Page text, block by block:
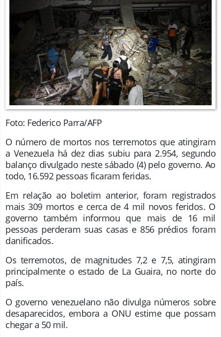
Foto: Federico Parra/AFP
O número de mortos nos terremotos que atingiram
a Venezuela há dez dias subiu para 2.954, segundo
balanço divulgado neste sábado (4) pelo governo. Ao
todo, 16.592 pessoas ficaram feridas.
Em relação ao boletim anterior, foram registrados
mais 309 mortos e cerca de 4 mil novos feridos. O
governo também informou que mais de 16 mil
pessoas perderam suas casas e 856 prédios foram
danificados.
Os terremotos, de magnitudes 7,2 e 7,5, atingiram
principalmente o estado de La Guaira, no norte do
país.
O governo venezuelano não divulga números sobre
desaparecidos, embora a ONU estime que possam
chegar a 50 mil.